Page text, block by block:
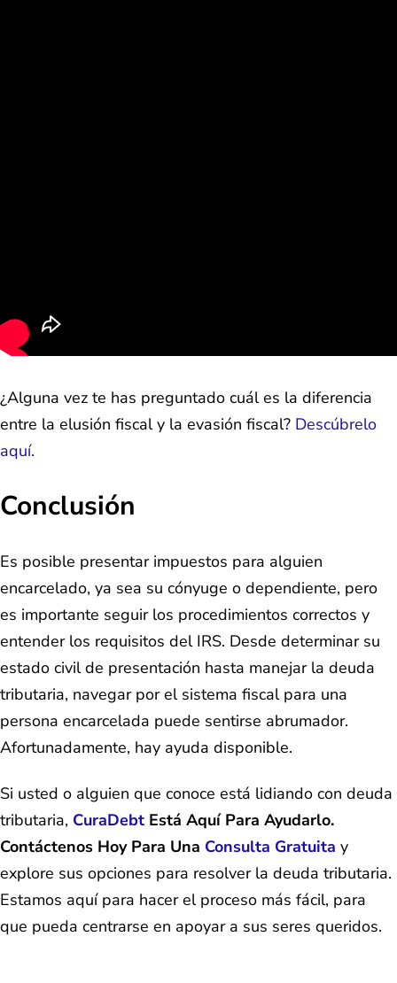
¿Alguna vez te has preguntado cuál es la diferencia
entre la elusión fiscal y la evasión fiscal? Descúbrelo
aquí.
Conclusión
Es posible presentar impuestos para alguien
encarcelado, ya sea su cónyuge o dependiente, pero
es importante seguir los procedimientos correctos y
entender los requisitos del IRS. Desde determinar su
estado civil de presentación hasta manejar la deuda
tributaria, navegar por el sistema fiscal para una
persona encarcelada puede sentirse abrumador.
Afortunadamente, hay ayuda disponible.
Si usted o alguien que conoce está lidiando con deuda
tributaria, CuraDebt Está Aquí Para Ayudarlo.
Contáctenos Hoy Para Una Consulta Gratuita y
explore sus opciones para resolver la deuda tributaria.
Estamos aquí para hacer el proceso más fácil, para
que pueda centrarse en apoyar a sus seres queridos.